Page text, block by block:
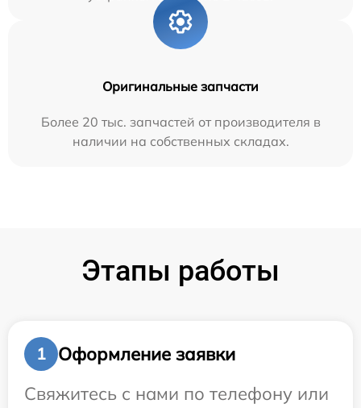
Оригинальные запчасти
Более 20 тыс. запчастей от производителя в
наличии на собственных складах.
Этапы работы
1
Оформление заявки
Свяжитесь с нами по телефону или